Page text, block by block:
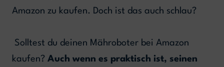
Amazon zu kaufen. Doch ist das auch schlau?
Solltest du deinen Mähroboter bei Amazon
kaufen? Auch wenn es praktisch ist, seinen